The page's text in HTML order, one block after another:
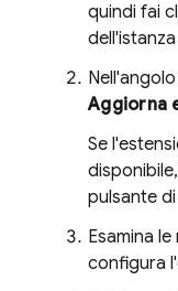
quindi fai
Aggiorna
Se
pulsante
Esamina
configura